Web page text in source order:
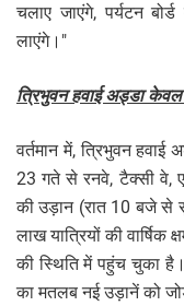
चलाए जाएंगे, पर्यटन
लाएंगे।"
त्रिभुवन हवाई अड्डा
वर्तमान में, त्रिभुवन
23 गते से रनवे, टैक्सी वे,
की उड़ान (रात 10 बजे से
लाख यात्रियों की वार्षिक
की स्थिति में पहुंच चुका
का मतलब नई उड़ानें को